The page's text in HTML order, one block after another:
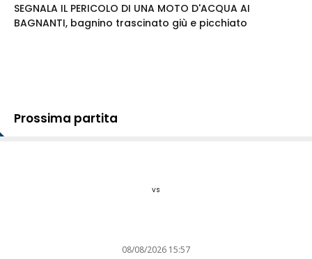
SEGNALA IL PERICOLO DI UNA MOTO D'ACQUA AI
BAGNANTI, bagnino trascinato giù e picchiato
Prossima partita
vs
08/08/2026 15:57